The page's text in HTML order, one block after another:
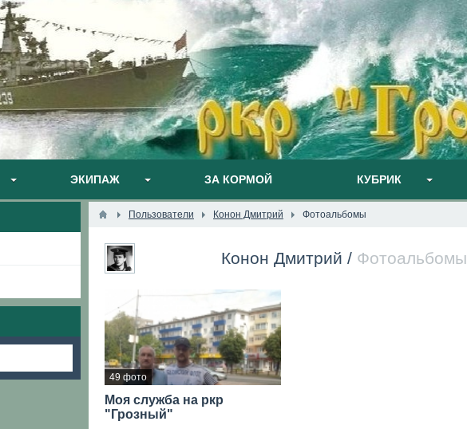
ЭКИПАЖ ЗА КОРМОЙ КУБРИК
Пользователи Конон Дмитрий Фотоальбомы
Конон Дмитрий / Фотоальбомы
49 фото
Моя служба на ркр
"Грозный"